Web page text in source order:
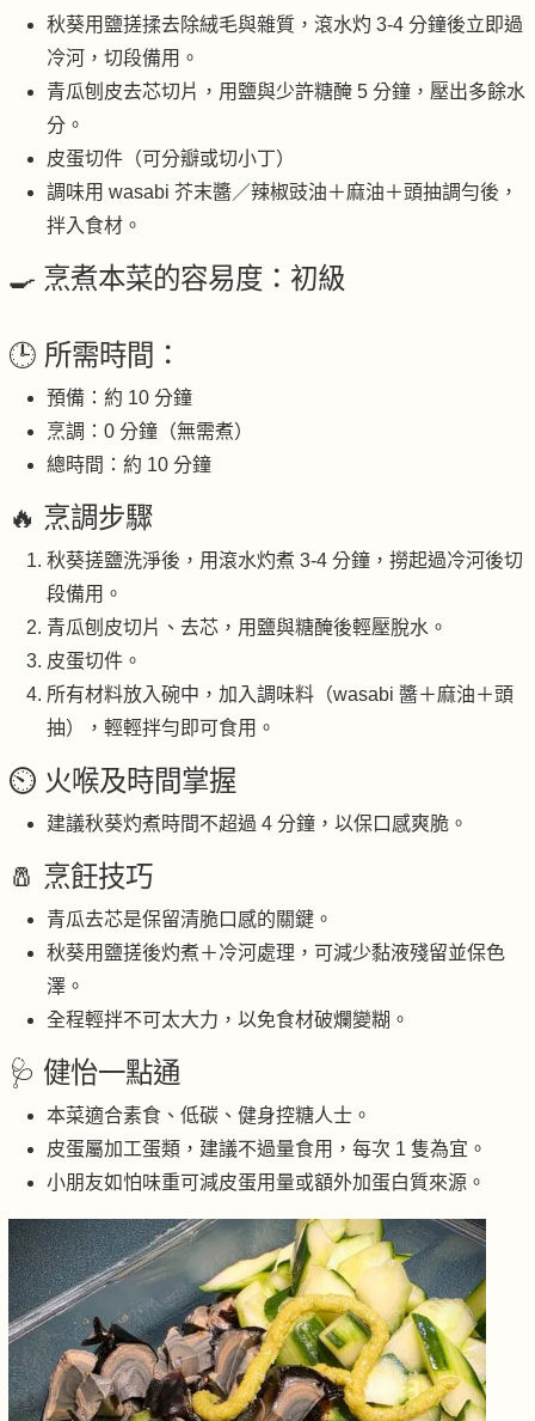
秋葵用鹽搓揉去除絨毛與雜質，滾水灼 3-4 分鐘後立即過
冷河，切段備用。
青瓜刨皮去芯切片，用鹽與少許糖醃 5 分鐘，壓出多餘水
分。
皮蛋切件（可分瓣或切小丁）
調味用 wasabi 芥末醬／辣椒豉油＋麻油＋頭抽調勻後，
拌入食材。
🍳 烹煮本菜的容易度：初級
🕒 所需時間：
預備：約 10 分鐘
烹調：0 分鐘（無需煮）
總時間：約 10 分鐘
🔥 烹調步驟
秋葵搓鹽洗淨後，用滾水灼煮 3-4 分鐘，撈起過冷河後切
段備用。
青瓜刨皮切片、去芯，用鹽與糖醃後輕壓脫水。
皮蛋切件。
所有材料放入碗中，加入調味料（wasabi 醬＋麻油＋頭
抽），輕輕拌勻即可食用。
⏲️ 火喉及時間掌握
建議秋葵灼煮時間不超過 4 分鐘，以保口感爽脆。
🧂 烹飪技巧
青瓜去芯是保留清脆口感的關鍵。
秋葵用鹽搓後灼煮＋冷河處理，可減少黏液殘留並保色
澤。
全程輕拌不可太大力，以免食材破爛變糊。
🩺 健怡一點通
本菜適合素食、低碳、健身控糖人士。
皮蛋屬加工蛋類，建議不過量食用，每次 1 隻為宜。
小朋友如怕味重可減皮蛋用量或額外加蛋白質來源。